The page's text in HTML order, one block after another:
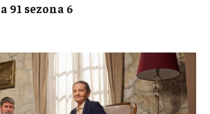
91 sezona 6